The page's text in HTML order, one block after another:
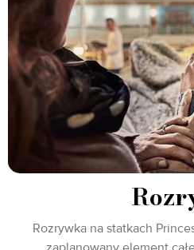
Rozrywka na statkach